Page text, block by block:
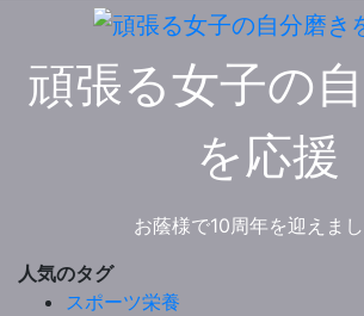
頑張る女子の
を応援
お蔭様で10周年を迎えまし
人気のタグ
スポーツ栄養